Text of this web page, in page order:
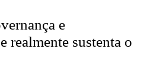
e
realmente sustenta o